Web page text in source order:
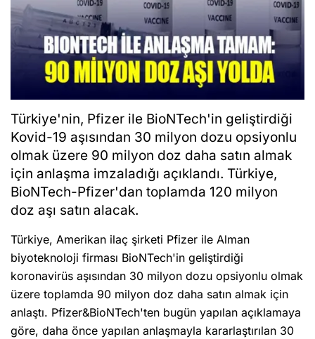
Türkiye'nin, Pfizer ile BioNTech'in geliştirdiği
Kovid-19 aşısından 30 milyon dozu opsiyonlu
olmak üzere 90 milyon doz daha satın almak
için anlaşma imzaladığı açıklandı. Türkiye,
BioNTech-Pfizer'dan toplamda 120 milyon
doz aşı satın alacak.
Türkiye, Amerikan ilaç şirketi Pfizer ile Alman
biyoteknoloji firması BioNTech'in geliştirdiği
koronavirüs aşısından 30 milyon dozu opsiyonlu olmak
üzere toplamda 90 milyon doz daha satın almak için
anlaştı. Pfizer&BioNTech'ten bugün yapılan açıklamaya
göre, daha önce yapılan anlaşmayla kararlaştırılan 30